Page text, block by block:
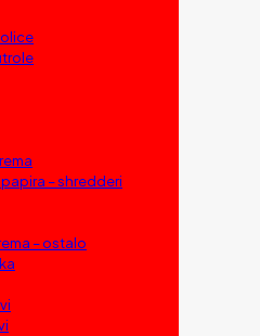
– shredderi
– ostalo